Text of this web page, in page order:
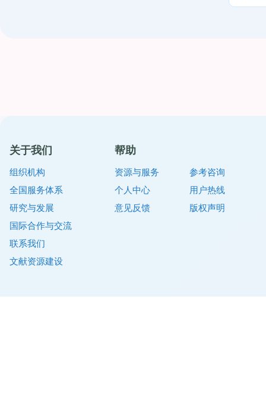
关于我们
组织机构
全国服务体系
研究与发展
国际合作与交流
联系我们
文献资源建设
帮助
资源与服务
个人中心
意见反馈
参考咨询
用户热线
版权声明